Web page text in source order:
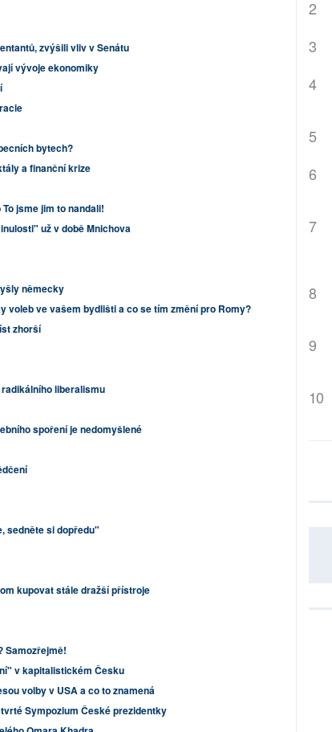
zvýšili vliv v Senátu
vývoje ekonomiky
bytech?
a finanční krize
To jsme jim to nandali!
už v době Mnichova
německy
voleb ve vašem bydlišti a co se tím změní pro Romy?
zhorší
liberalismu
spoření je nedomyšlené
sedněte si dopředu"
kupovat stále dražší přístroje
Samozřejmě!
v kapitalistickém Česku
volby v USA a co to znamená
Sympozium České prezidentky